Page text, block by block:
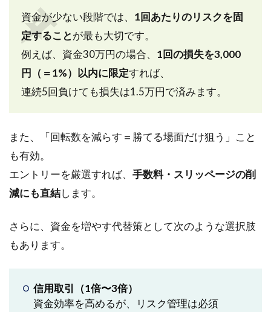
資金が少ない段階では、 1回あたりのリスクを固
定することが最も大切です。
例えば、資金30万円の場合、 1回の損失を3,000
円（＝1%）以内に限定すれば、
連続5回負けても損失は1.5万円で済みます。
また、「回転数を減らす＝勝てる場面だけ狙う」こと
も有効。
エントリーを厳選すれば、 手数料・スリッページの削
減にも直結します。
さらに、資金を増やす代替策として次のような選択肢
もあります。
信用取引（1倍〜3倍）
資金効率を高めるが、リスク管理は必須